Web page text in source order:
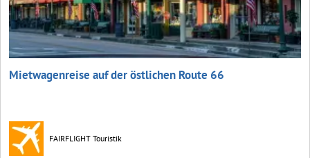
Mietwagenreise auf der östlichen Route 66
FAIRFLIGHT Touristik